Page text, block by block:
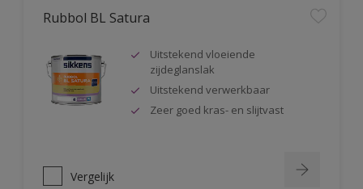
Rubbol BL Satura
Uitstekend vloeiende
zijdeglanslak
Uitstekend verwerkbaar
Zeer goed kras- en slijtvast
Vergelijk